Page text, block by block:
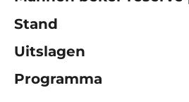
Stand
Uitslagen
Programma